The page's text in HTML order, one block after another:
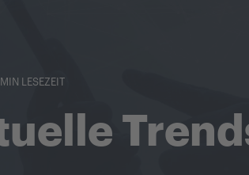
LESEZEIT